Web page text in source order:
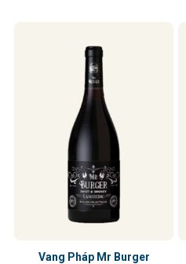
Vang Pháp Mr Burger